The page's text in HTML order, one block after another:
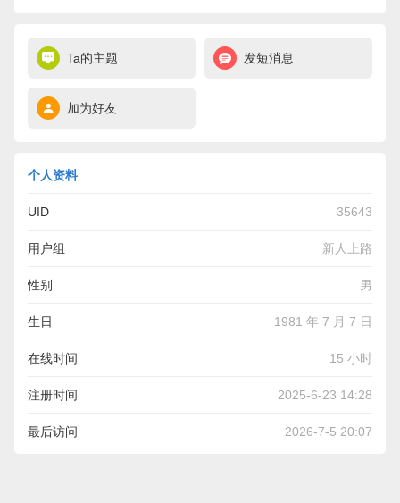
Ta的主题 发短消息
加为好友
个人资料
UID 35643
用户组 新人上路
性别 男
生日 1981 年 7 月 7 日
在线时间 15 小时
注册时间 2025-6-23 14:28
最后访问 2026-7-5 20:07